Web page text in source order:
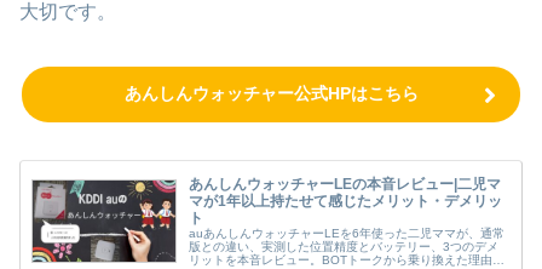
大切です。
あんしんウォッチャー公式HPはこちら
あんしんウォッチャーLEの本音レビュー|二児マ
マが1年以上持たせて感じたメリット・デメリッ
ト
auあんしんウォッチャーLEを6年使った二児ママが、通常
版との違い、実測した位置精度とバッテリー、3つのデメ
リットを本音レビュー。BOTトークから乗り換えた理由も